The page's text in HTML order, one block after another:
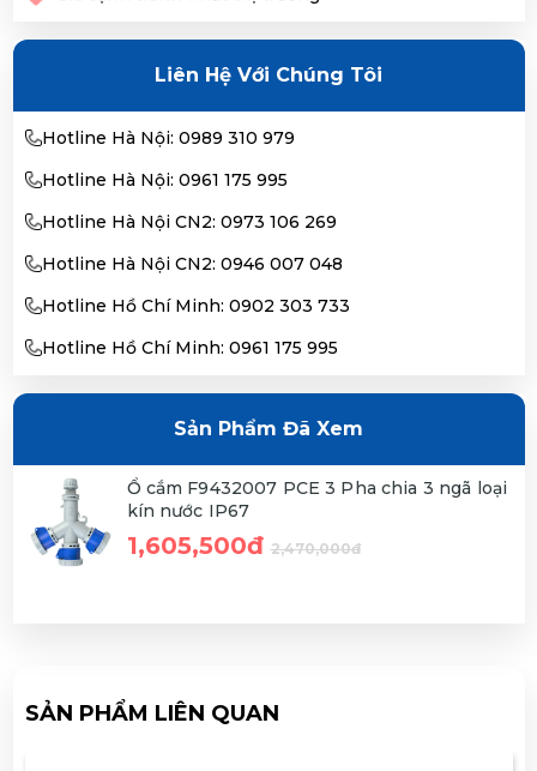
Liên Hệ Với Chúng Tôi
Hotline Hà Nội: 0989 310 979
Hotline Hà Nội: 0961 175 995
Hotline Hà Nội CN2: 0973 106 269
Hotline Hà Nội CN2: 0946 007 048
Hotline Hồ Chí Minh: 0902 303 733
Hotline Hồ Chí Minh: 0961 175 995
Sản Phẩm Đã Xem
Ổ cắm F9432007 PCE 3 Pha chia 3 ngã loại
kín nước IP67
1,605,500đ 2,470,000đ
SẢN PHẨM LIÊN QUAN